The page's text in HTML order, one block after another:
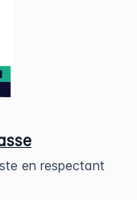
en respectant